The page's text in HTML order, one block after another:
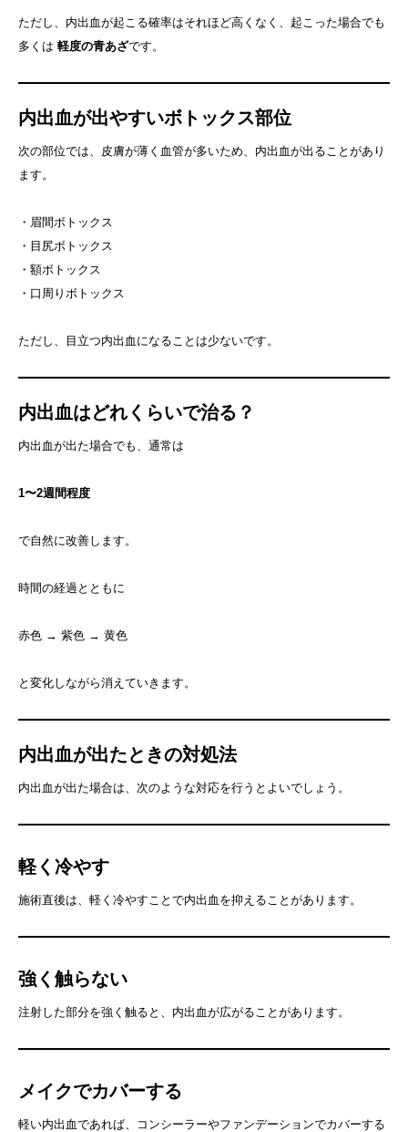
ただし、内出血が起こる確率はそれほど高くなく、起こった場合でも
多くは 軽度の青あざです。
内出血が出やすいボトックス部位
次の部位では、皮膚が薄く血管が多いため、内出血が出ることがあり
ます。
・眉間ボトックス
・目尻ボトックス
・額ボトックス
・口周りボトックス
ただし、目立つ内出血になることは少ないです。
内出血はどれくらいで治る？
内出血が出た場合でも、通常は
1〜2週間程度
で自然に改善します。
時間の経過とともに
赤色 → 紫色 → 黄色
と変化しながら消えていきます。
内出血が出たときの対処法
内出血が出た場合は、次のような対応を行うとよいでしょう。
軽く冷やす
施術直後は、軽く冷やすことで内出血を抑えることがあります。
強く触らない
注射した部分を強く触ると、内出血が広がることがあります。
メイクでカバーする
軽い内出血であれば、コンシーラーやファンデーションでカバーする